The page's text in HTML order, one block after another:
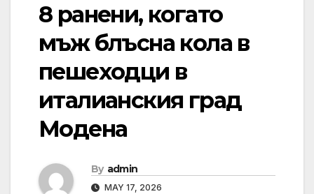
8 ранени, когато
мъж блъсна кола в
пешеходци в
италианския град
Модена
By admin
MAY 17, 2026